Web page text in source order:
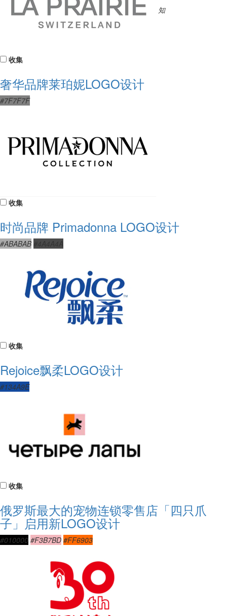
知
收集
奢华品牌莱珀妮LOGO设计
#7F7F7F
收集
时尚品牌 Primadonna LOGO设计
#ABABAB #4A4A4A
收集
Rejoice飘柔LOGO设计
#134A9E
收集
俄罗斯最大的宠物连锁零售店「四只爪
子」启用新LOGO设计
#010000 #F3B7BD #FF6903